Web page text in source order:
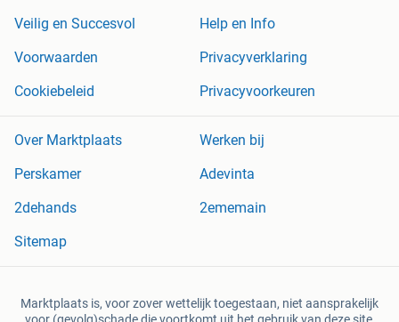
Veilig en Succesvol
Help en Info
Voorwaarden
Privacyverklaring
Cookiebeleid
Privacyvoorkeuren
Over Marktplaats
Werken bij
Perskamer
Adevinta
2dehands
2ememain
Sitemap
Marktplaats is, voor zover wettelijk toegestaan, niet aansprakelijk